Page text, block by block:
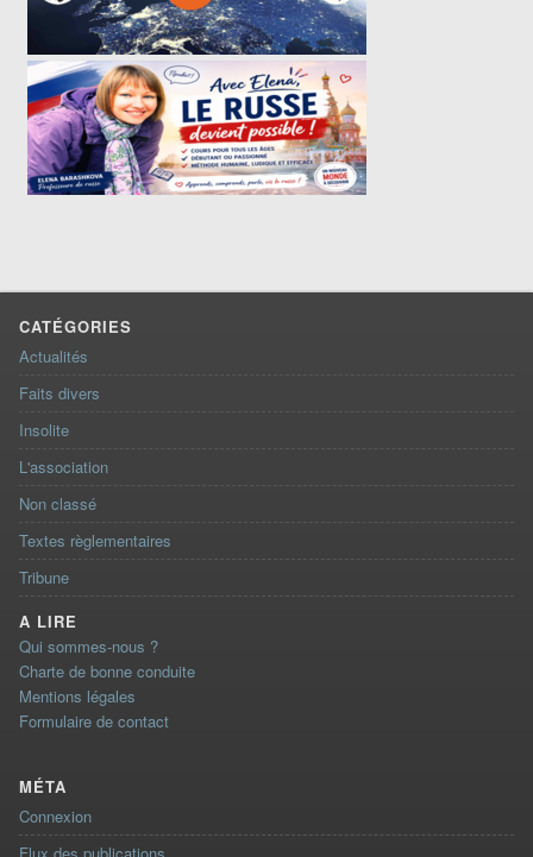
CATÉGORIES
Actualités
Faits divers
Insolite
L'association
Non classé
Textes règlementaires
Tribune
A LIRE
Qui sommes-nous ?
Charte de bonne conduite
Mentions légales
Formulaire de contact
MÉTA
Connexion